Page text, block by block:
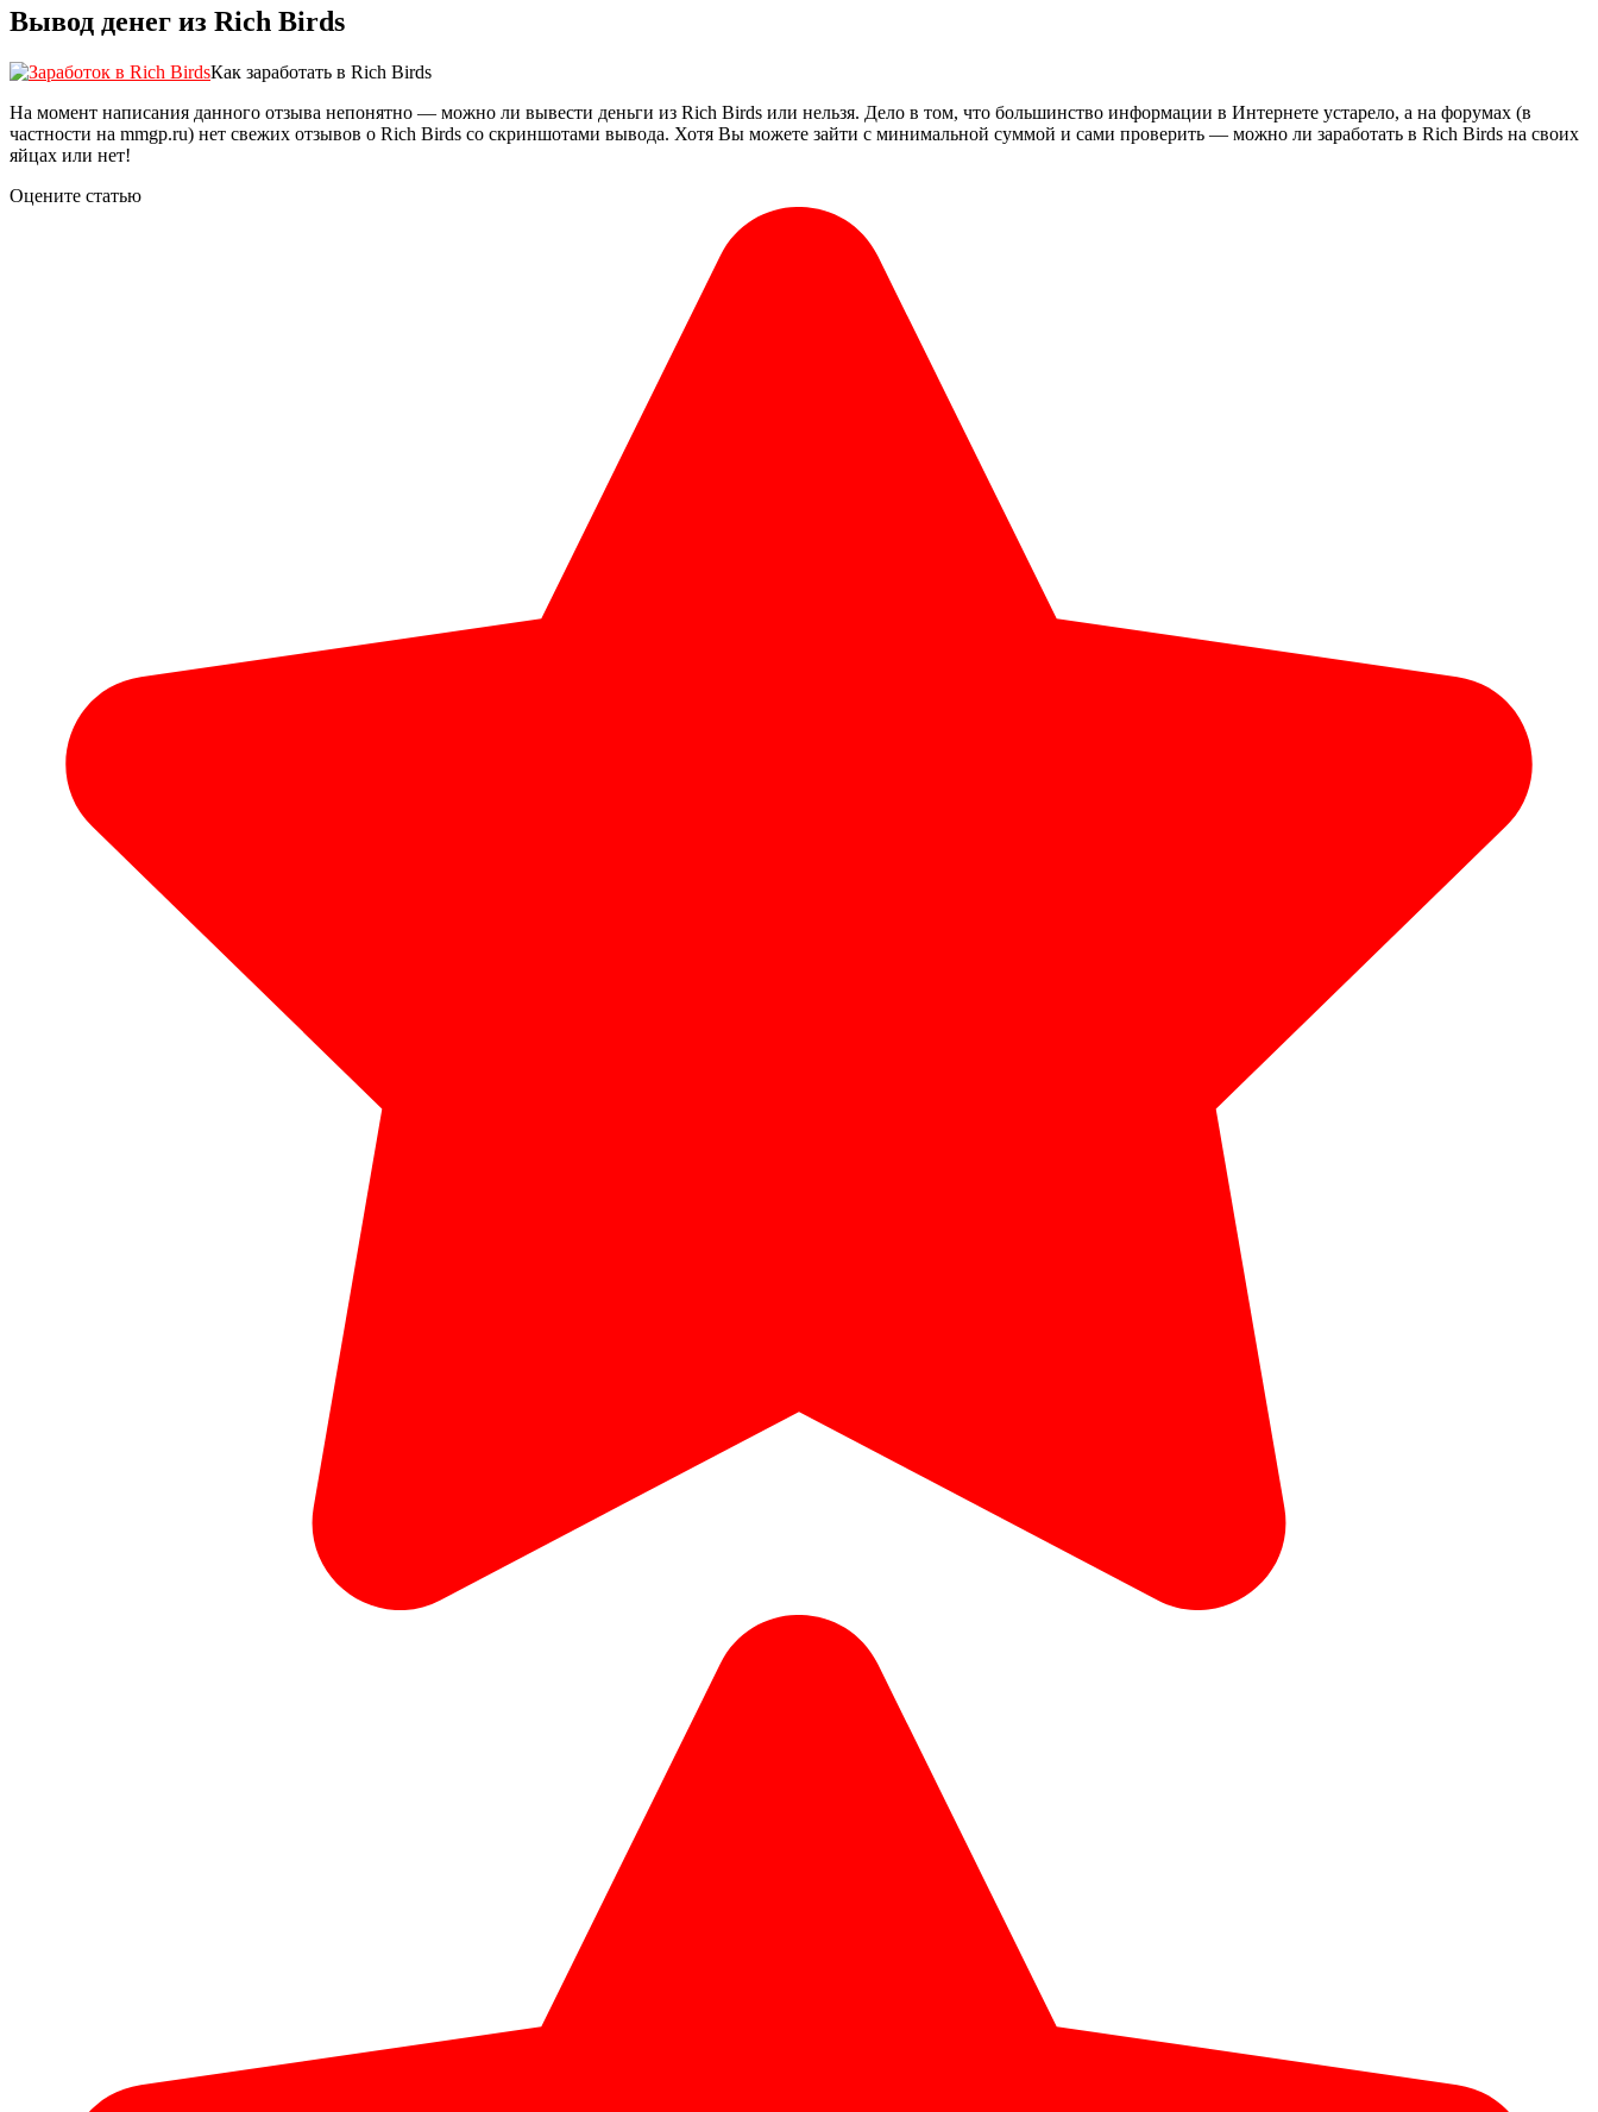
Вывод денег из Rich Birds
Как заработать в Rich Birds
На момент написания данного отзыва непонятно — можно ли вывести деньги из Rich Birds или нельзя. Дело в том, что большинство информации в Интернете устарело, а на форумах (в
частности на mmgp.ru) нет свежих отзывов о Rich Birds со скриншотами вывода. Хотя Вы можете зайти с минимальной суммой и сами проверить — можно ли заработать в Rich Birds на своих
яйцах или нет!
Оцените статью